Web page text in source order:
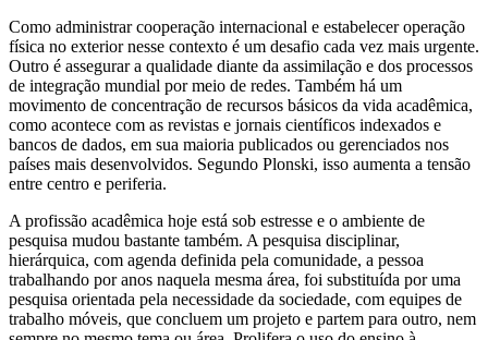
Como administrar cooperação internacional e estabelecer operação
física no exterior nesse contexto é um desafio cada vez mais urgente.
Outro é assegurar a qualidade diante da assimilação e dos processos
de integração mundial por meio de redes. Também há um
movimento de concentração de recursos básicos da vida acadêmica,
como acontece com as revistas e jornais científicos indexados e
bancos de dados, em sua maioria publicados ou gerenciados nos
países mais desenvolvidos. Segundo Plonski, isso aumenta a tensão
entre centro e periferia.
A profissão acadêmica hoje está sob estresse e o ambiente de
pesquisa mudou bastante também. A pesquisa disciplinar,
hierárquica, com agenda definida pela comunidade, a pessoa
trabalhando por anos naquela mesma área, foi substituída por uma
pesquisa orientada pela necessidade da sociedade, com equipes de
trabalho móveis, que concluem um projeto e partem para outro, nem